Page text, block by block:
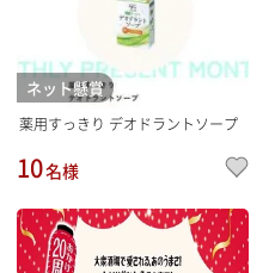
ネット懸賞
薬用すっきり デオドラントソープ
10名様